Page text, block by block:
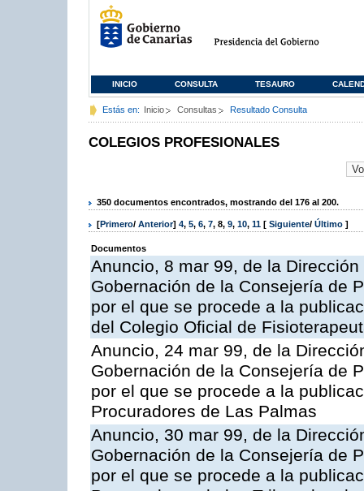
INICIO CONSULTA TESAURO
Estás en: Inicio Consultas Resultado Consulta
COLEGIOS PROFESIONALES
350 documentos encontrados, mostrando del 176 al 200.
[Primero/ Anterior] 4, 5, 6, 7, 8, 9, 10, 11 [ Siguiente/ Último ]
Documentos
Anuncio, 8 mar 99, de la
Gobernación de la Consejería de
por el que se procede a la
del Colegio Oficial de
Anuncio, 24 mar 99, de la
Gobernación de la Consejería de
por el que se procede a la
Procuradores de Las Palmas
Anuncio, 30 mar 99, de la
Gobernación de la Consejería de
por el que se procede a la